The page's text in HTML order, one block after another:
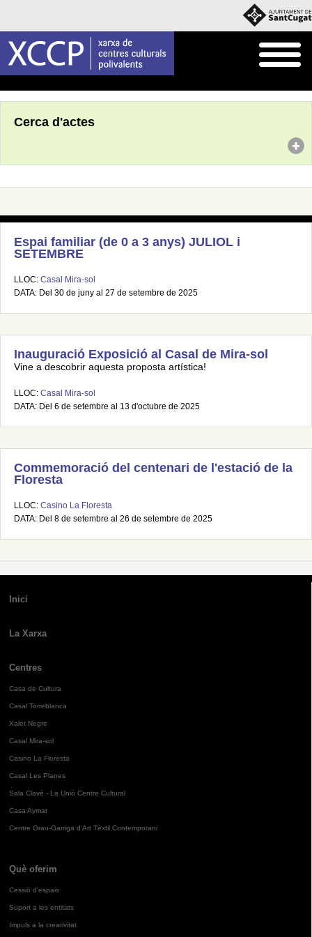
Cerca d'actes
Espai familiar (de 0 a 3 anys) JULIOL i
SETEMBRE
LLOC: Casal Mira-sol
DATA: Del 30 de juny al 27 de setembre de 2025
Inauguració Exposició al Casal de Mira-sol
Vine a descobrir aquesta proposta artística!
LLOC: Casal Mira-sol
DATA: Del 6 de setembre al 13 d'octubre de 2025
Commemoració del centenari de l'estació de la
Floresta
LLOC: Casino La Floresta
DATA: Del 8 de setembre al 26 de setembre de 2025
Inici
La Xarxa
Centres
Casa de Cultura
Casal Torreblanca
Xalet Negre
Casal Mira-sol
Casino La Floresta
Casal Les Planes
Sala Clavé - La Unió Centre Cultural
Casa Aymat
Centre Grau-Garriga d'Art Tèxtil Contemporani
Què oferim
Cessió d'espais
Suport a les entitats
Impuls a la creativitat